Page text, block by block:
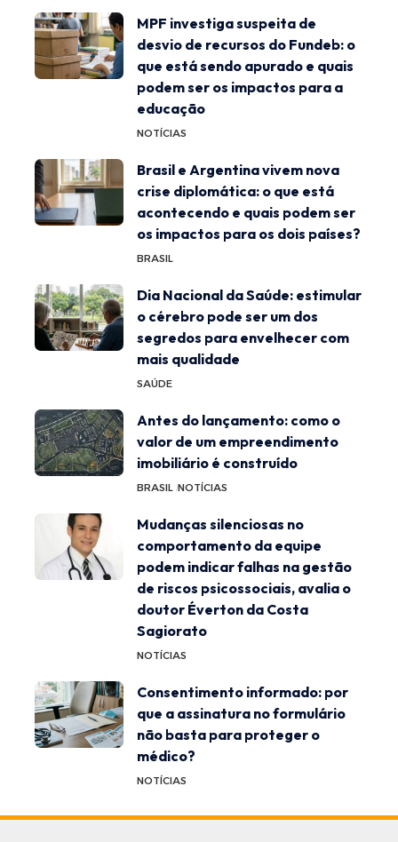
MPF investiga suspeita de
desvio de recursos do Fundeb: o
que está sendo apurado e quais
podem ser os impactos para a
educação
NOTÍCIAS
Brasil e Argentina vivem nova
crise diplomática: o que está
acontecendo e quais podem ser
os impactos para os dois países?
BRASIL
Dia Nacional da Saúde: estimular
o cérebro pode ser um dos
segredos para envelhecer com
mais qualidade
SAÚDE
Antes do lançamento: como o
valor de um empreendimento
imobiliário é construído
BRASIL NOTÍCIAS
Mudanças silenciosas no
comportamento da equipe
podem indicar falhas na gestão
de riscos psicossociais, avalia o
doutor Éverton da Costa
Sagiorato
NOTÍCIAS
Consentimento informado: por
que a assinatura no formulário
não basta para proteger o
médico?
NOTÍCIAS